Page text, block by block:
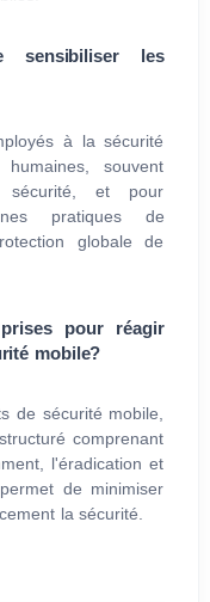
sensibiliser les
à la sécurité
souvent
sécurité, et pour
pratiques de
globale de
pour réagir
mobile?
de sécurité mobile,
comprenant
l'éradication et
de minimiser
la sécurité.